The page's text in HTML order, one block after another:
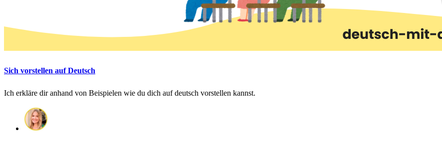
Sich vorstellen auf Deutsch
Ich erkläre dir anhand von Beispielen wie du dich auf deutsch vorstellen kannst.